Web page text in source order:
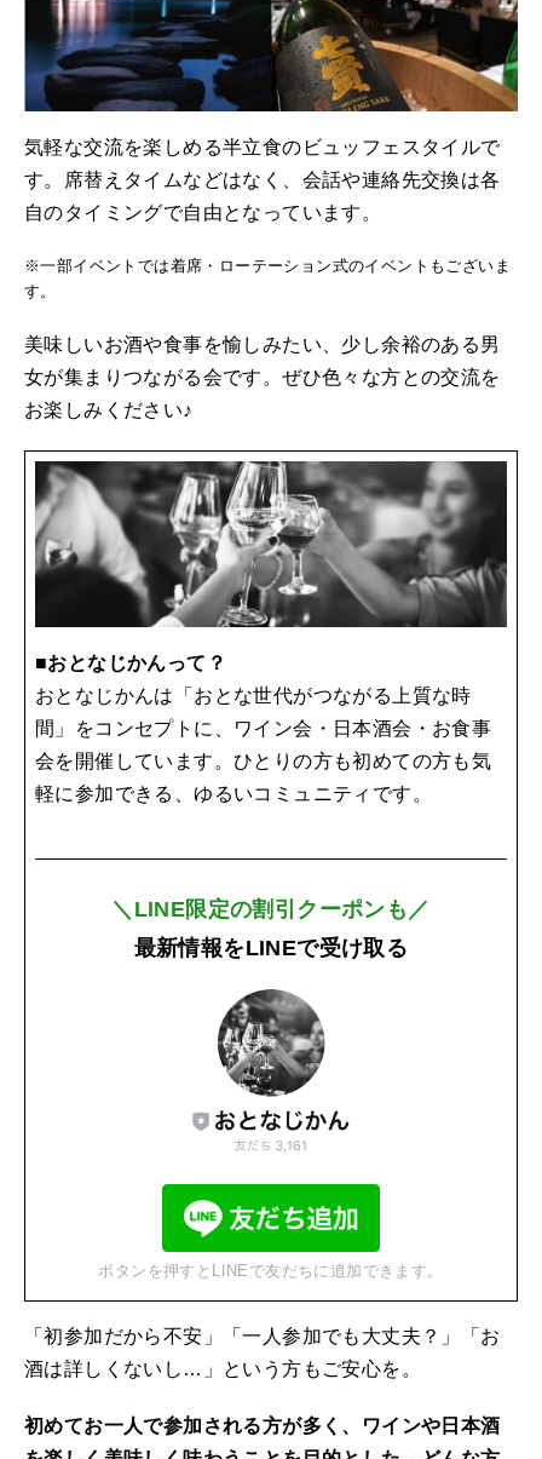
気軽な交流を楽しめる半立食のビュッフェスタイルで
す。席替えタイムなどはなく、会話や連絡先交換は各
自のタイミングで自由となっています。
※一部イベントでは着席・ローテーション式のイベントもございま
す。
美味しいお酒や食事を愉しみたい、少し余裕のある男
女が集まりつながる会です。ぜひ色々な方との交流を
お楽しみください♪
■おとなじかんって？
おとなじかんは「おとな世代がつながる上質な時
間」をコンセプトに、ワイン会・日本酒会・お食事
会を開催しています。ひとりの方も初めての方も気
軽に参加できる、ゆるいコミュニティです。
＼LINE限定の割引クーポンも／
最新情報をLINEで受け取る
ボタンを押すとLINEで友だちに追加できます。
「初参加だから不安」「一人参加でも大丈夫？」「お
酒は詳しくないし…」という方もご安心を。
初めてお一人で参加される方が多く、ワインや日本酒